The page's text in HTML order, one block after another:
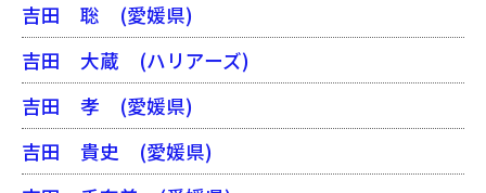
吉田 聡 (愛媛県)
吉田 大蔵 (ハリアーズ)
吉田 孝 (愛媛県)
吉田 貴史 (愛媛県)